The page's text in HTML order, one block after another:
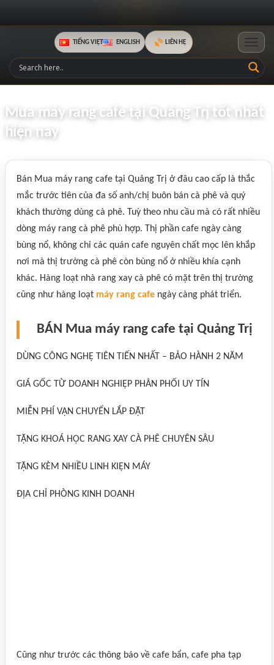
TIẾNG VIỆT ENGLISH LIÊN HỆ
Mua máy rang cafe tại Quảng Trị tốt nhất
hiện nay
Bán Mua máy rang cafe tại Quảng Trị ở đâu cao cấp là thắc
mắc trước tiên của đa số anh/chị buôn bán cà phê và quý
khách thường dùng cà phê. Tuỳ theo nhu cầu mà có rất nhiều
dòng máy rang cà phê phù hợp. Thị phần cafe ngày càng
bùng nổ, không chỉ các quán cafe nguyên chất mọc lên khắp
nơi mà thị trường cà phê còn bùng nổ ở nhiều khía cạnh
khác. Hàng loạt nhà rang xay cà phê có mặt trên thị trường
cũng như hàng loạt máy rang cafe ngày càng phát triển.
BÁN Mua máy rang cafe tại Quảng Trị
DÙNG CÔNG NGHỆ TIÊN TIẾN NHẤT – BẢO HÀNH 2 NĂM
GIÁ GỐC TỪ DOANH NGHIỆP PHÂN PHỐI UY TÍN
MIỄN PHÍ VẬN CHUYỂN LẮP ĐẶT
TẶNG KHOÁ HỌC RANG XAY CÀ PHÊ CHUYÊN SÂU
TẶNG KÈM NHIỀU LINH KIỆN MÁY
ĐỊA CHỈ PHÒNG KINH DOANH
Cũng như trước các thông báo về cafe bẩn, cafe pha tạp